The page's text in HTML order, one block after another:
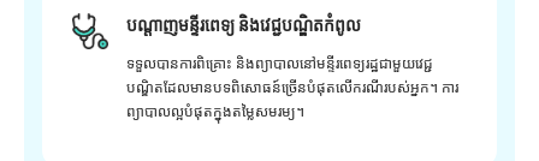
បណ្តាញមន្ទីរពេទ្យ និងវេជ្ជបណ្ឌិតកំពូល
ទទួលបានការពិគ្រោះ និងព្យាបាលនៅមន្ទីរពេទ្យរដ្ឋជាមួយវេជ្ជ
បណ្ឌិតដែលមានបទពិសោធន៍ច្រើនបំផុតលើករណីរបស់អ្នក។ ការ
ព្យាបាលល្អបំផុតក្នុងតម្លៃសមរម្យ។